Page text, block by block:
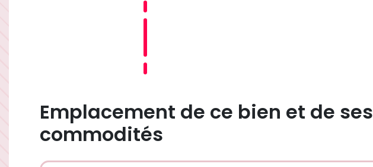
Emplacement de ce bien et de ses
commodités